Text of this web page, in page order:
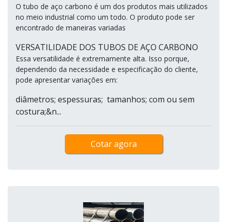
O tubo de aço carbono é um dos produtos mais utilizados
no meio industrial como um todo. O produto pode ser
encontrado de maneiras variadas
VERSATILIDADE DOS TUBOS DE AÇO CARBONO
Essa versatilidade é extremamente alta. Isso porque,
dependendo da necessidade e especificação do cliente,
pode apresentar variações em:
diâmetros; espessuras; tamanhos; com ou sem
costura;&n...
Cotar agora